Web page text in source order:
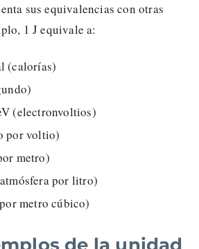
sus equivalencias con otras
1 J equivale a:
(calorías)
(electronvoltios)
por voltio)
metro)
por litro)
por metro cúbico)